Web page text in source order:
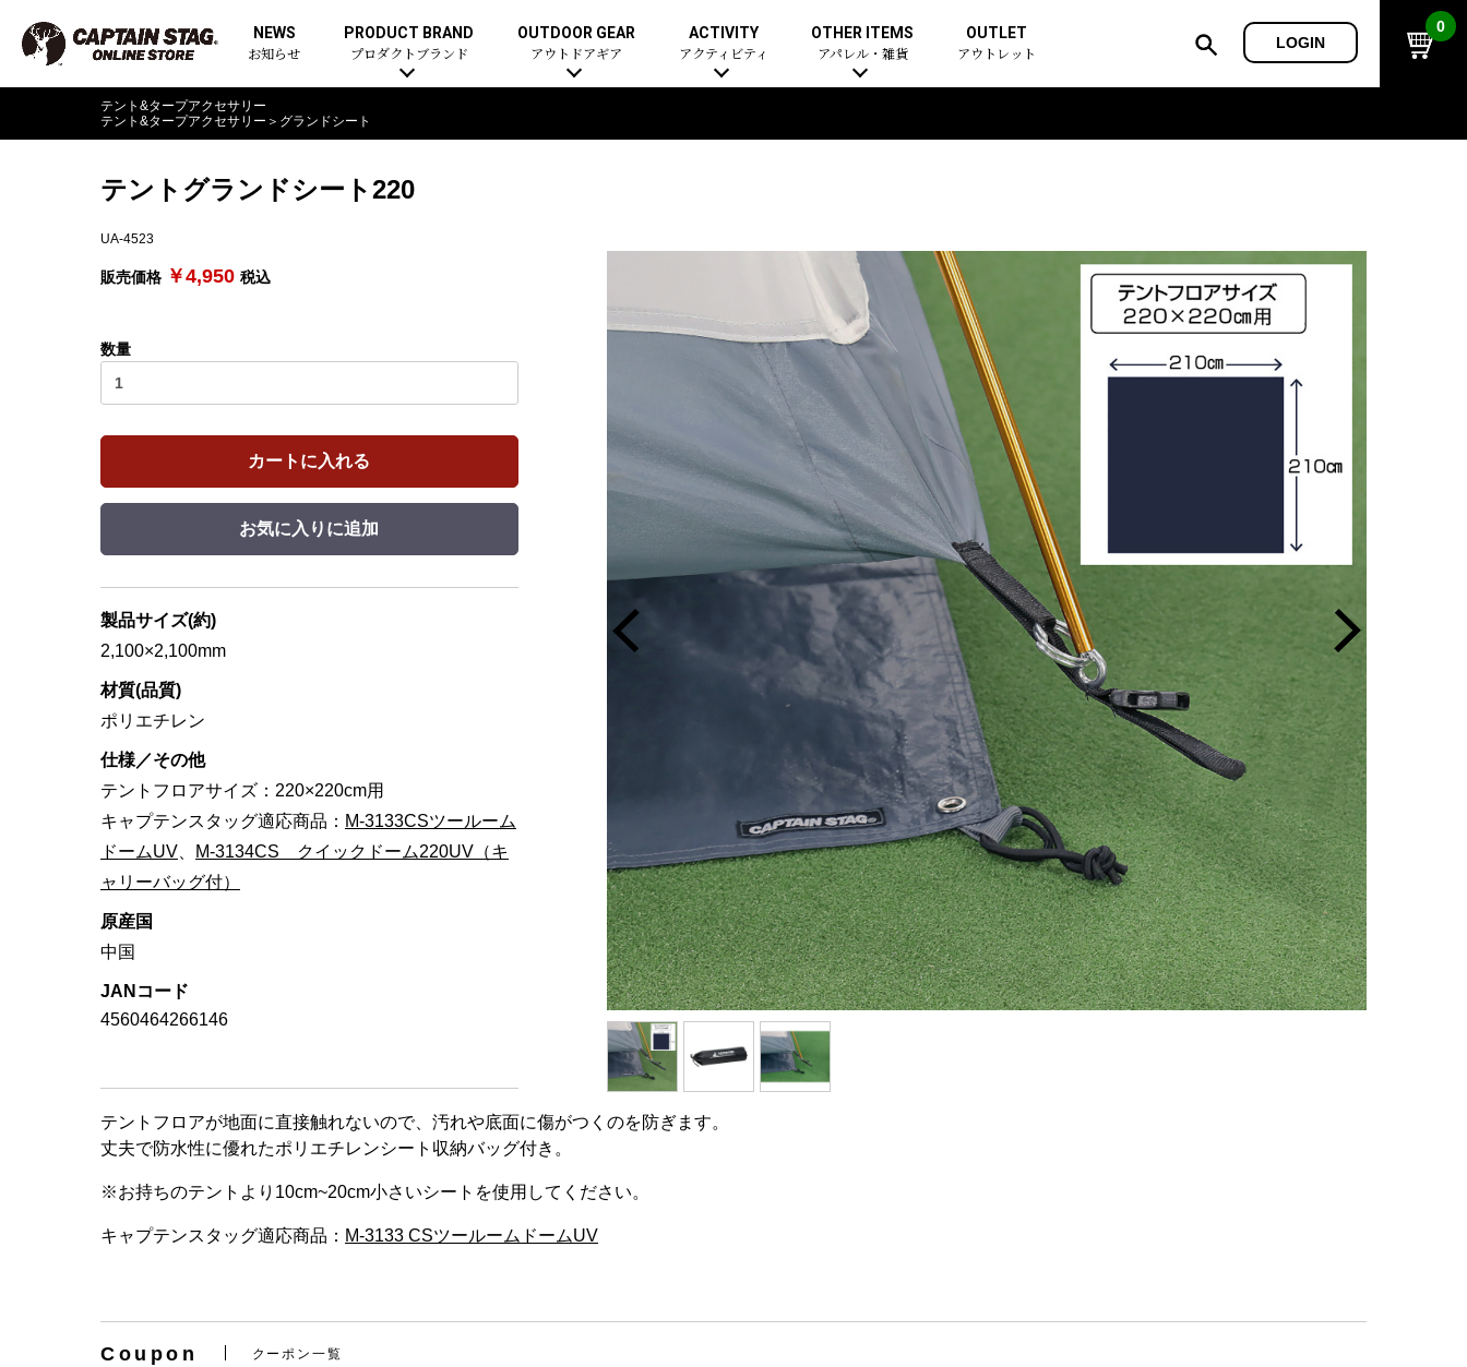
NEWS
お知らせ
PRODUCT BRAND
プロダクトブランド
OUTDOOR GEAR
アウトドアギア
ACTIVITY
アクティビティ
OTHER ITEMS
アパレル・雑貨
OUTLET
アウトレット
LOGIN
0
テント&タープアクセサリー
テント&タープアクセサリー ＞ グランドシート
テントグランドシート220
UA-4523
販売価格 ￥4,950 税込
数量
カートに入れる
お気に入りに追加
製品サイズ(約)
2,100×2,100mm
材質(品質)
ポリエチレン
仕様／その他
テントフロアサイズ：220×220cm用
キャプテンスタッグ適応商品： M-3133CSツールーム
ドームUV
M-3134CS クイックドーム220UV（キ
ャリーバッグ付）
原産国
中国
JANコード
4560464266146
テントフロアが地面に直接触れないので、汚れや底面に傷がつくのを防ぎます。
丈夫で防水性に優れたポリエチレンシート収納バッグ付き。
※お持ちのテントより10cm~20cm小さいシートを使用してください。
キャプテンスタッグ適応商品： M-3133 CSツールームドームUV
Coupon クーポン一覧